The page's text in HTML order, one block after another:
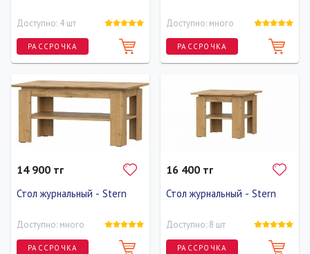
Доступно: 4 шт
РАССРОЧКА
Длина
70 см
Ширина
40 см
Высота
20 см
Доступно: много
РАССРОЧКА
90 см 40 см
14 900 тг
Стол журнальный - Stern
Доступно: много
РАССРОЧКА
16 400 тг
Стол журнальный - Stern
Доступно: 8 шт
РАССРОЧКА